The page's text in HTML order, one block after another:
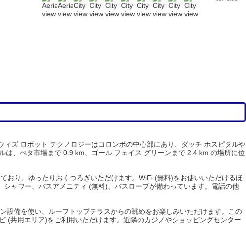
ズ ロボット テクノロジーはコロンボの中心部にあり、ダッチ ホスピタルや
は、ぺタ市場まで 0.9 km、ゴール フェイス グリーンまで 2.4 km の場所に位
おり、ゆったりおくつろぎいただけます。WiFi (無料)をお使いいただけるほ
ャワー、バスアメニティ (無料)、バスローブが備わっています。電話の他
設備を使い、ルーフトップテラスからの眺めをお楽しみいただけます。この
(共用エリア)をご利用いただけます。近隣のカジノやショッピングセンター